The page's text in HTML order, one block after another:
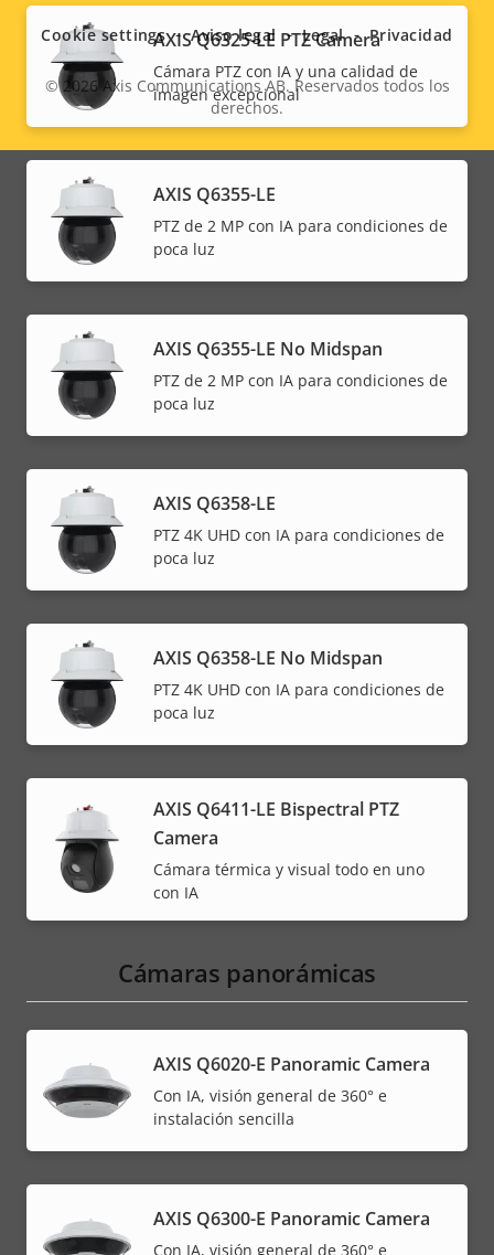
AXIS Q6325-LE PTZ Camera
Cámara PTZ con IA y una calidad de
imagen excepcional
AXIS Q6355-LE
PTZ de 2 MP con IA para condiciones de
poca luz
AXIS Q6355-LE No Midspan
PTZ de 2 MP con IA para condiciones de
poca luz
AXIS Q6358-LE
PTZ 4K UHD con IA para condiciones de
poca luz
AXIS Q6358-LE No Midspan
PTZ 4K UHD con IA para condiciones de
poca luz
AXIS Q6411-LE Bispectral PTZ
Camera
Cámara térmica y visual todo en uno
con IA
Cámaras panorámicas
AXIS Q6020-E Panoramic Camera
Con IA, visión general de 360° e
instalación sencilla
AXIS Q6300-E Panoramic Camera
Con IA, visión general de 360° e
menu
Legal
menu
© 2026 Axis Communications AB. Reservados todos los
derechos.
Cookie settings Aviso legal Legal Privacidad